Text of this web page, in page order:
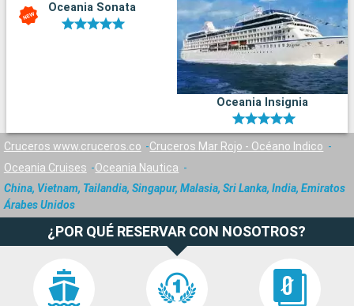
Oceania Sonata
Oceania Insignia
Cruceros www.cruceros.co
Cruceros Mar Rojo - Océano Indico
Oceania Cruises
Oceania Nautica
China, Vietnam, Tailandia, Singapur, Malasia, Sri Lanka, India, Emiratos
Árabes Unidos
¿POR QUÉ RESERVAR CON NOSOTROS?